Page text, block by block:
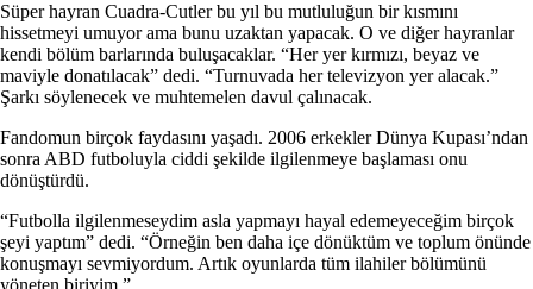
Süper hayran Cuadra-Cutler bu yıl bu mutluluğun bir kısmını
hissetmeyi umuyor ama bunu uzaktan yapacak. O ve diğer hayranlar
kendi bölüm barlarında buluşacaklar. “Her yer kırmızı, beyaz ve
maviyle donatılacak” dedi. “Turnuvada her televizyon yer alacak.”
Şarkı söylenecek ve muhtemelen davul çalınacak.
Fandomun birçok faydasını yaşadı. 2006 erkekler Dünya Kupası’ndan
sonra ABD futboluyla ciddi şekilde ilgilenmeye başlaması onu
dönüştürdü.
“Futbolla ilgilenmeseydim asla yapmayı hayal edemeyeceğim birçok
şeyi yaptım” dedi. “Örneğin ben daha içe dönüktüm ve toplum önünde
konuşmayı sevmiyordum. Artık oyunlarda tüm ilahiler bölümünü
yöneten biriyim.”